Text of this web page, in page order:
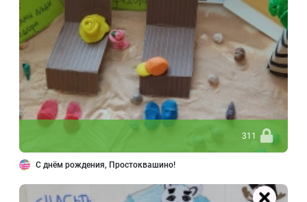
311
С днём рождения, Простоквашино!